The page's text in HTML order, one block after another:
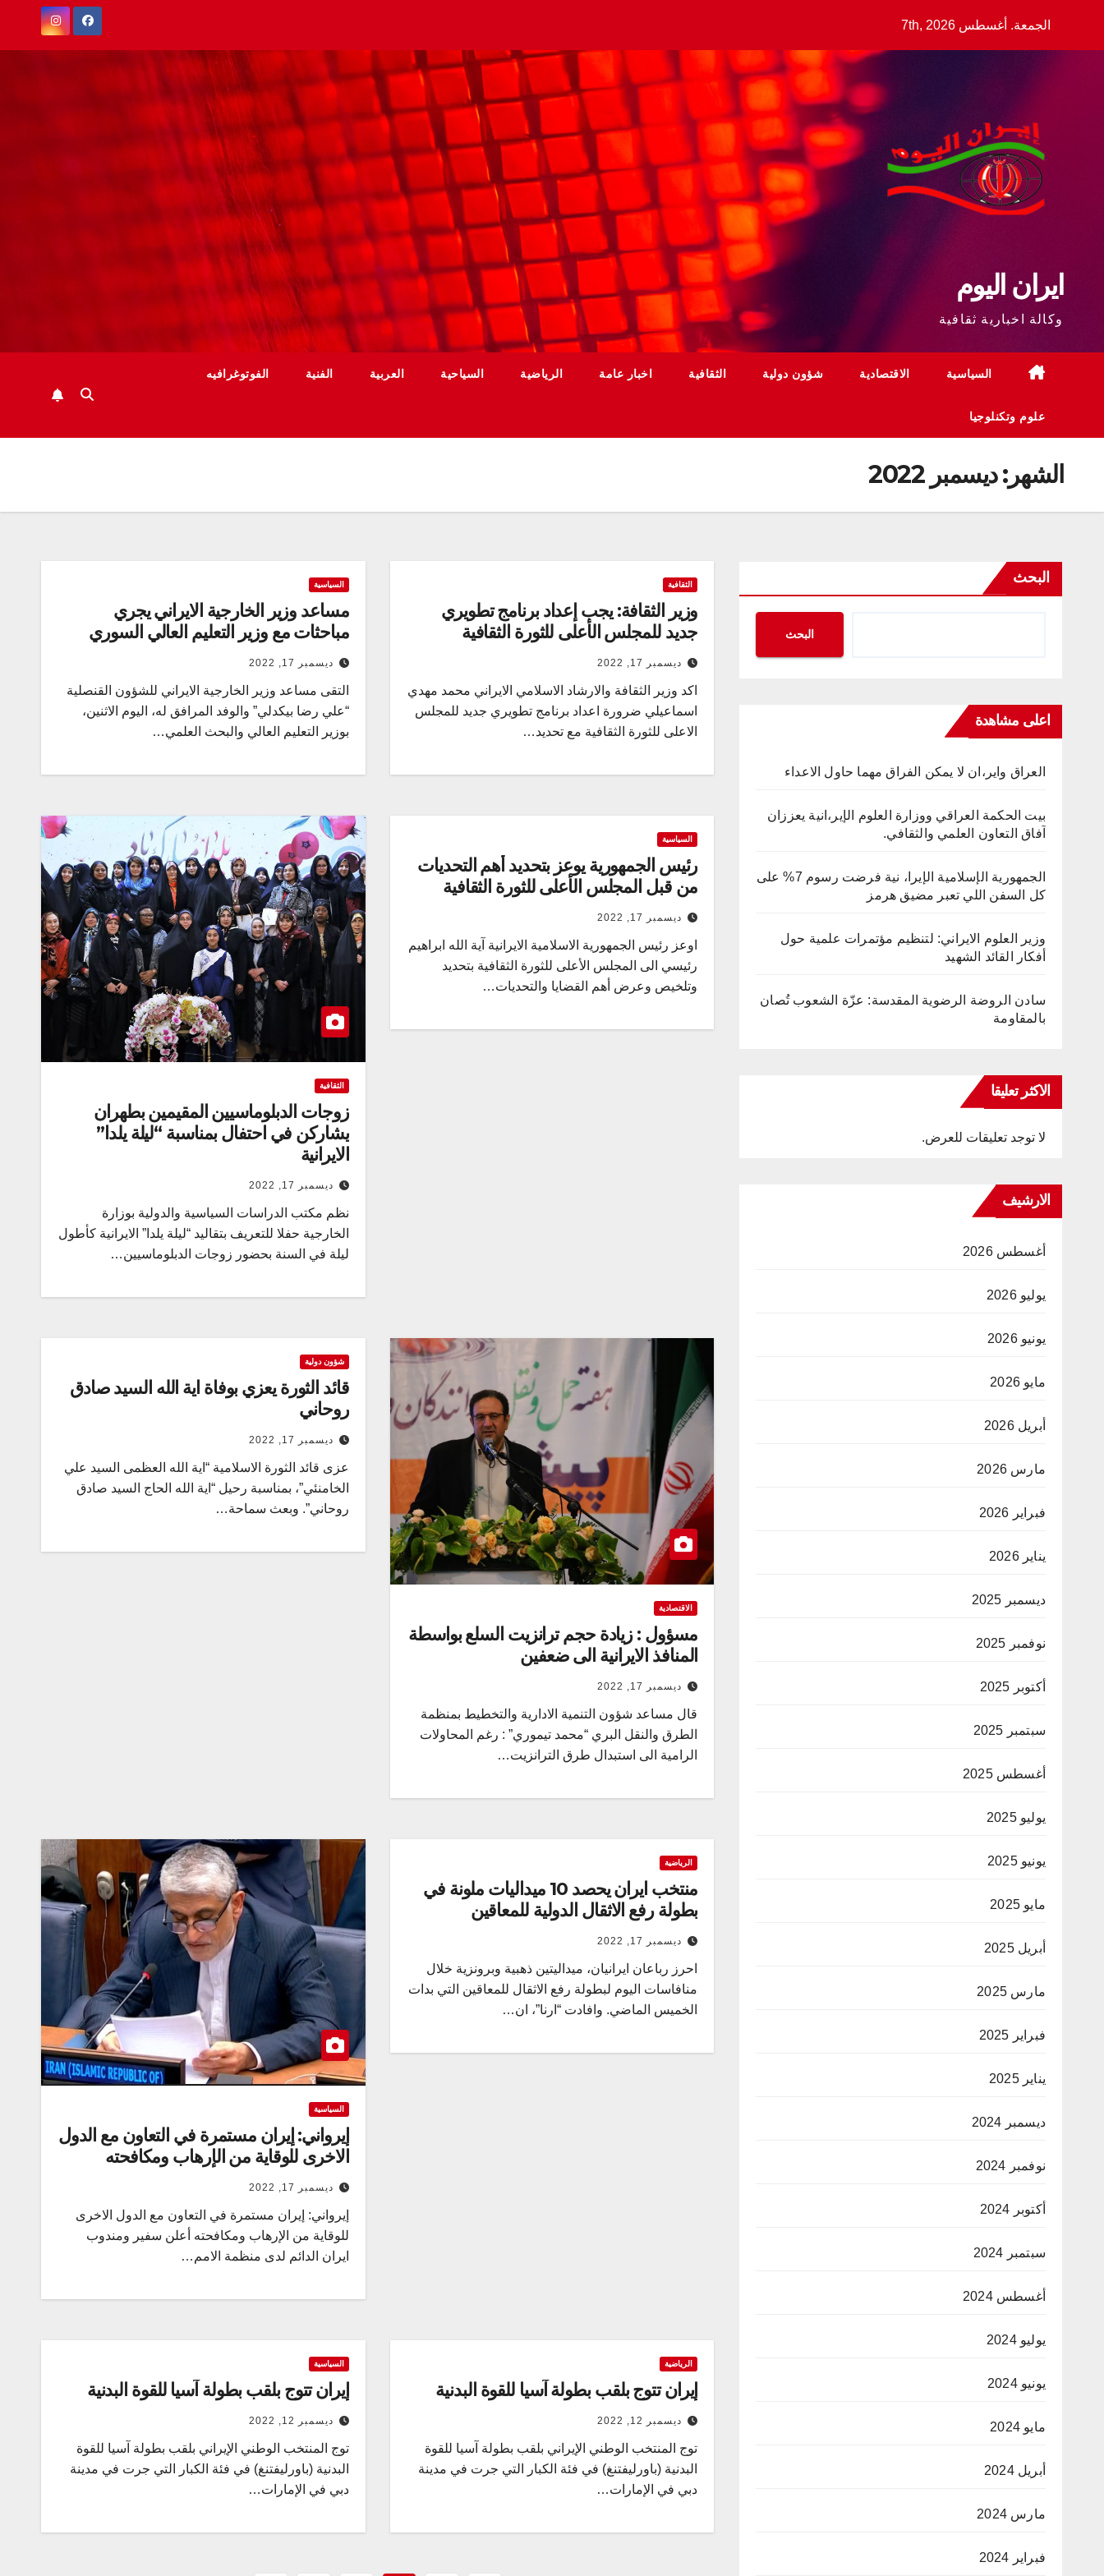
الجمعة. أغسطس 7th, 2026
ايران اليوم
وكالة اخبارية ثقافية
السياسية الاقتصادية شؤون دولية الثقافية اخبار عامة الرياضية السياحية العربية الفنية الفوتوغرافيه
علوم وتكنلوجيا
الشهر:ديسمبر 2022
البحث
البحث
اعلى مشاهدة
العراق واير،ان لا يمكن الفراق مهما حاول الاعداء
بيت الحكمة العراقي ووزارة العلوم الإير،انية يعززان
آفاق التعاون العلمي والثقافي.
الجمهورية الإسلامية الإيرا، نية فرضت رسوم 7% على
كل السفن اللي تعبر مضيق هرمز
وزير العلوم الايراني: لتنظيم مؤتمرات علمية حول
أفكار القائد الشهيد
سادن الروضة الرضوية المقدسة: عزّة الشعوب تُصان
بالمقاومة
الاكثر تعليقا
لا توجد تعليقات للعرض.
الارشيف
أغسطس 2026
يوليو 2026
يونيو 2026
مايو 2026
أبريل 2026
مارس 2026
فبراير 2026
يناير 2026
ديسمبر 2025
نوفمبر 2025
أكتوبر 2025
سبتمبر 2025
أغسطس 2025
يوليو 2025
يونيو 2025
مايو 2025
أبريل 2025
مارس 2025
فبراير 2025
يناير 2025
ديسمبر 2024
نوفمبر 2024
أكتوبر 2024
سبتمبر 2024
أغسطس 2024
يوليو 2024
يونيو 2024
مايو 2024
أبريل 2024
مارس 2024
فبراير 2024
الثقافية
وزير الثقافة: يجب إعداد برنامج تطويري
جديد للمجلس الأعلى للثورة الثقافية
ديسمبر 17, 2022
اكد وزير الثقافة والارشاد الاسلامي الايراني محمد مهدي
اسماعيلي ضرورة اعداد برنامج تطويري جديد للمجلس
الاعلى للثورة الثقافية مع تحديد…
السياسية
مساعد وزير الخارجية الايراني يجري
مباحثات مع وزير التعليم العالي السوري
ديسمبر 17, 2022
التقى مساعد وزير الخارجية الايراني للشؤون القنصلية
“علي رضا بيكدلي” والوفد المرافق له، اليوم الاثنين،
بوزير التعليم العالي والبحث العلمي…
السياسية
رئيس الجمهورية يوعز بتحديد أهم التحديات
من قبل المجلس الأعلى للثورة الثقافية
ديسمبر 17, 2022
اوعز رئيس الجمهورية الاسلامية الايرانية آية الله ابراهيم
رئيسي الى المجلس الأعلى للثورة الثقافية بتحديد
وتلخيص وعرض أهم القضايا والتحديات…
الثقافية
زوجات الدبلوماسيين المقيمين بطهران
يشاركن في احتفال بمناسبة “ليلة يلدا”
الايرانية
ديسمبر 17, 2022
نظم مكتب الدراسات السياسية والدولية بوزارة
الخارجية حفلا للتعريف بتقالید “ليلة يلدا” الايرانية کأطول
ليلة في السنة بحضور زوجات الدبلوماسيين…
الاقتصادية
مسؤول : زيادة حجم ترانزيت السلع بواسطة
المنافذ الايرانية الى ضعفين
ديسمبر 17, 2022
قال مساعد شؤون التنمية الادارية والتخطيط بمنظمة
الطرق والنقل البري “محمد تيموري” : رغم المحاولات
الرامية الى استبدال طرق الترانزيت…
شؤون دولية
قائد الثورة يعزي بوفاة اية الله السيد صادق
روحاني
ديسمبر 17, 2022
عزى قائد الثورة الاسلامية “اية الله العظمى السيد علي
الخامنئي”، بمناسبة رحيل “اية الله الحاج السيد صادق
روحاني”. وبعث سماحة…
الرياضية
منتخب ايران يحصد 10 ميداليات ملونة في
بطولة رفع الاثقال الدولية للمعاقين
ديسمبر 17, 2022
احرز رباعان ايرانيان، ميداليتين ذهبية وبرونزية خلال
منافاسات اليوم لبطولة رفع الاثقال للمعاقين التي بدات
الخميس الماضي. وافادت “ارنا”، ان…
السياسية
إيرواني: إيران مستمرة في التعاون مع الدول
الاخرى للوقاية من الإرهاب ومكافحته
ديسمبر 17, 2022
إيرواني: إيران مستمرة في التعاون مع الدول الاخرى
للوقاية من الإرهاب ومكافحته أعلن سفير ومندوب
ايران الدائم لدى منظمة الامم…
الرياضية
إيران تتوج بلقب بطولة آسيا للقوة البدنية
ديسمبر 12, 2022
توج المنتخب الوطني الإيراني بلقب بطولة آسيا للقوة
البدنية (باورليفتنغ) في فئة الكبار التي جرت في مدينة
دبي في الإمارات…
السياسية
إيران تتوج بلقب بطولة آسيا للقوة البدنية
ديسمبر 12, 2022
توج المنتخب الوطني الإيراني بلقب بطولة آسيا للقوة
البدنية (باورليفتنغ) في فئة الكبار التي جرت في مدينة
دبي في الإمارات…